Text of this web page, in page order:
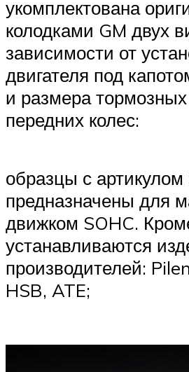
укомплектована
колодками GM двух
зависимости от
двигателя под
и размера
передних колес:
образцы с
предназначены для
движком SOHC.
устанавливаются
производителей:
HSB, ATE;